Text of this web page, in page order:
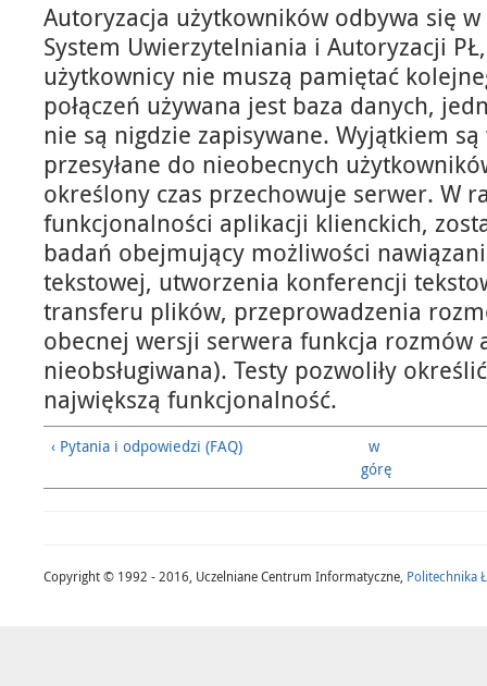
Autoryzacja użytkowników odbywa się
System Uwierzytelniania i Autoryzacji
użytkownicy nie muszą pamiętać
połączeń używana jest baza danych,
nie są nigdzie zapisywane. Wyjątkiem
przesyłane do nieobecnych
określony czas przechowuje serwer. W
funkcjonalności aplikacji klienckich,
badań obejmujący możliwości
tekstowej, utworzenia konferencji
transferu plików, przeprowadzenia
obecnej wersji serwera funkcja rozmów
nieobsługiwana). Testy pozwoliły
największą funkcjonalność.
‹ Pytania i odpowiedzi (FAQ)
w
górę
Copyright © 1992 - 2016, Uczelniane Centrum Informatyczne, Politechnika